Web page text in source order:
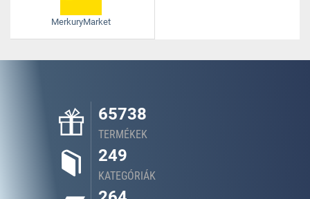
MerkuryMarket
65738
TERMÉKEK
249
KATEGÓRIÁK